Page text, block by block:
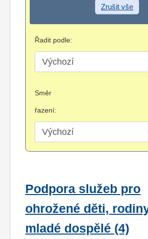
Zrušit vše
Řadit podle:
Směr
řazení:
Podpora služeb pro
ohrožené děti,
mladé dospělé (4)